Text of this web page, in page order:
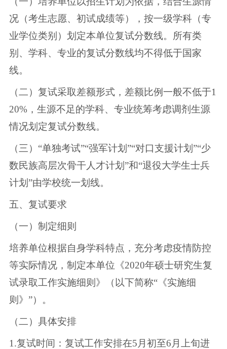
况（考生志愿、初试成绩等），按一级学科（专
业学位类别）划定本单位复试分数线。所有类
别、学科、专业的复试分数线均不得低于国家
线。
（二）复试采取差额形式，差额比例一般不低于1
20%，生源不足的学科、专业统筹考虑调剂生源
情况划定复试分数线。
（三）“单独考试”“强军计划”“对口支援计划”“少
数民族高层次骨干人才计划”和“退役大学生士兵
计划”由学校统一划线。
五、复试要求
（一）制定细则
培养单位根据自身学科特点，充分考虑疫情防控
等实际情况，制定本单位《2020年硕士研究生复
试录取工作实施细则》（以下简称“《实施细
则》”）。
（二）具体安排
1.复试时间：复试工作安排在5月初至6月上旬进